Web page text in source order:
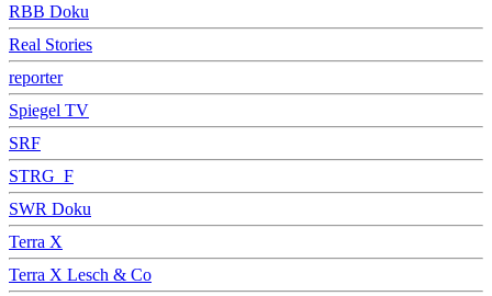
RBB Doku
Real Stories
reporter
Spiegel TV
SRF
STRG_F
SWR Doku
Terra X
Terra X Lesch & Co